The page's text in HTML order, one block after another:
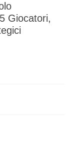
Giocatori,